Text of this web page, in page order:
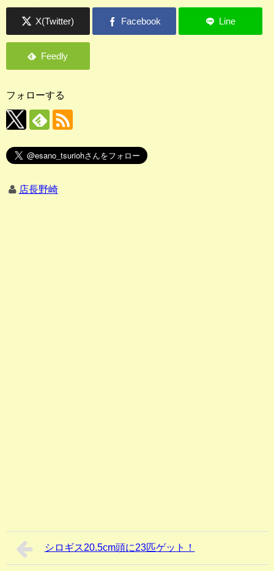
フォローする
店長野崎
シロギス20.5cm頭に23匹ゲット！